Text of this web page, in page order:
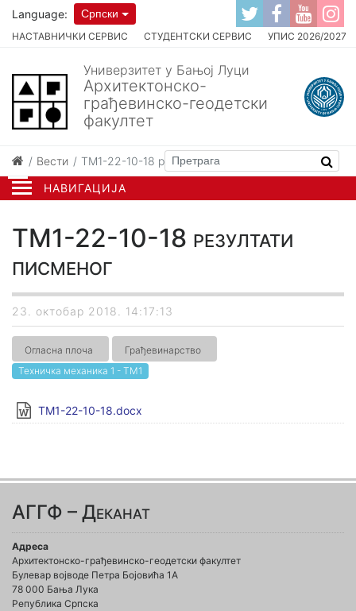
НАВИГАЦИЈА
НАСТАВНИЧКИ СЕРВИС СТУДЕНТСКИ СЕРВИС УПИС 2026/2027
Language: Српски
Универзитет у Бањој Луци
Архитектонско-
грађевинско-геодетски
факултет
Вести ТМ1-22-10-18 резултати писменог
ТМ1-22-10-18 резултати
писменог
23. октобар 2018. 14:17:13
Огласна плоча
Грађевинарство
Техничка механика 1 - ТМ1
TM1-22-10-18.docx
АГГФ – Деканат
Адреса
Архитектонско-грађевинско-геодетски факултет
Булевар војводе Петра Бојовића 1A
78 000 Бања Лука
Република Српска